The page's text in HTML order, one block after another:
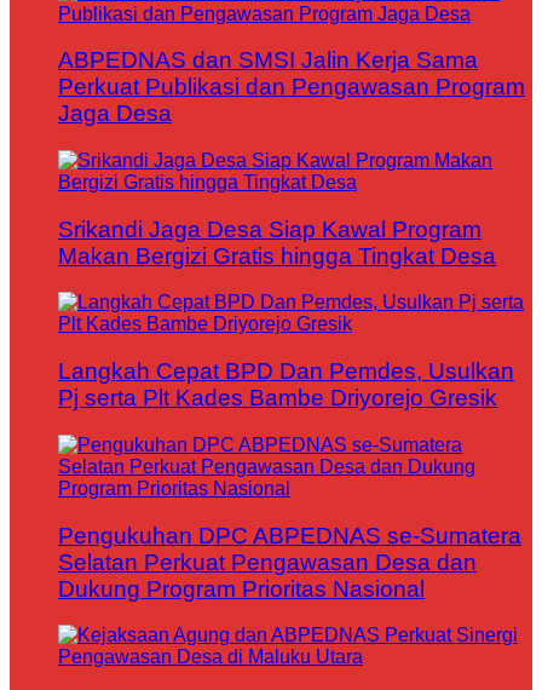
ABPEDNAS dan SMSI Jalin Kerja Sama
Perkuat Publikasi dan Pengawasan Program
Jaga Desa
Srikandi Jaga Desa Siap Kawal Program
Makan Bergizi Gratis hingga Tingkat Desa
Langkah Cepat BPD Dan Pemdes, Usulkan
Pj serta Plt Kades Bambe Driyorejo Gresik
Pengukuhan DPC ABPEDNAS se-Sumatera
Selatan Perkuat Pengawasan Desa dan
Dukung Program Prioritas Nasional